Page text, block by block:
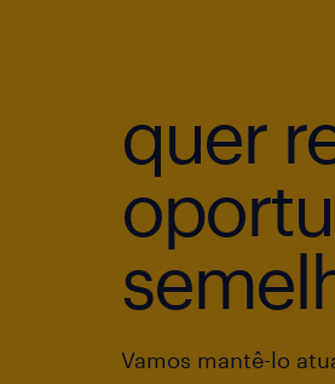
quer
Vamos mantê-lo